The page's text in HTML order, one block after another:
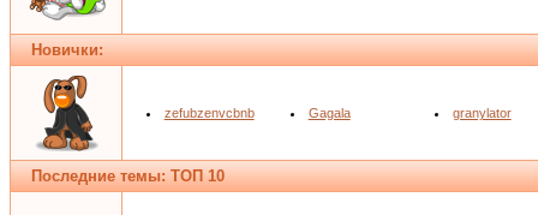
Новички:
zefubzenvcbnb Gagala granylator
Последние темы: ТОП 10